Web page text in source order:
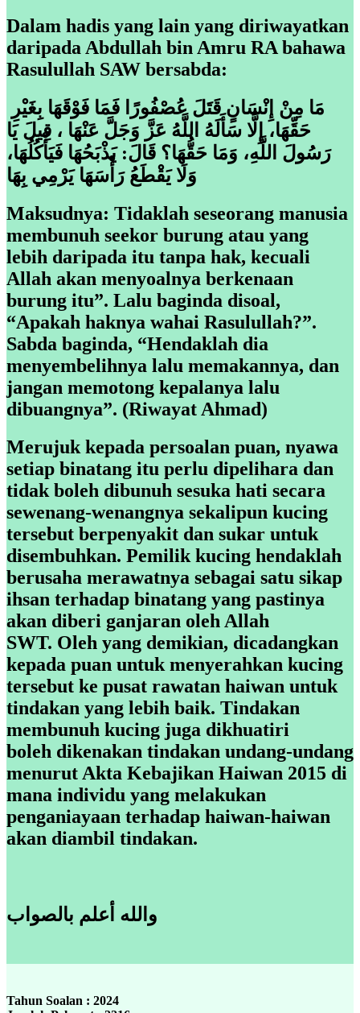
Dalam hadis yang lain yang diriwayatkan
daripada Abdullah bin Amru RA bahawa
Rasulullah SAW bersabda:
حَقِّهَا، إِلَّا سَأَلَهُ اللَّهُ عَزَّ وَجَلَّ عَنْهَا ، قِيلَ يَا
رَسُولَ اللَّهِ، وَمَا حَقُّهَا؟ قَالَ: يَذْبَحُهَا فَيَأْكُلُهَا،
وَلَا يَقْطَعُ رَأْسَهَا يَرْمِي بِهَا
Maksudnya: Tidaklah seseorang manusia
membunuh seekor burung atau yang
lebih daripada itu tanpa hak, kecuali
Allah akan menyoalnya berkenaan
burung itu”. Lalu baginda disoal,
“Apakah haknya wahai Rasulullah?”.
Sabda baginda, “Hendaklah dia
menyembelihnya lalu memakannya, dan
jangan memotong kepalanya lalu
dibuangnya”. (Riwayat Ahmad)
Merujuk kepada persoalan puan, nyawa
setiap binatang itu perlu dipelihara dan
tidak boleh dibunuh sesuka hati secara
sewenang-wenangnya sekalipun kucing
tersebut berpenyakit dan sukar untuk
disembuhkan. Pemilik kucing hendaklah
berusaha merawatnya sebagai satu sikap
ihsan terhadap binatang yang pastinya
akan diberi ganjaran oleh Allah
SWT. Oleh yang demikian, dicadangkan
kepada puan untuk menyerahkan kucing
tersebut ke pusat rawatan haiwan untuk
tindakan yang lebih baik. Tindakan
membunuh kucing juga dikhuatiri
boleh dikenakan tindakan undang-undang
menurut Akta Kebajikan Haiwan 2015 di
mana individu yang melakukan
penganiayaan terhadap haiwan-haiwan
akan diambil tindakan.
والله أعلم بالصواب
Tahun Soalan : 2024